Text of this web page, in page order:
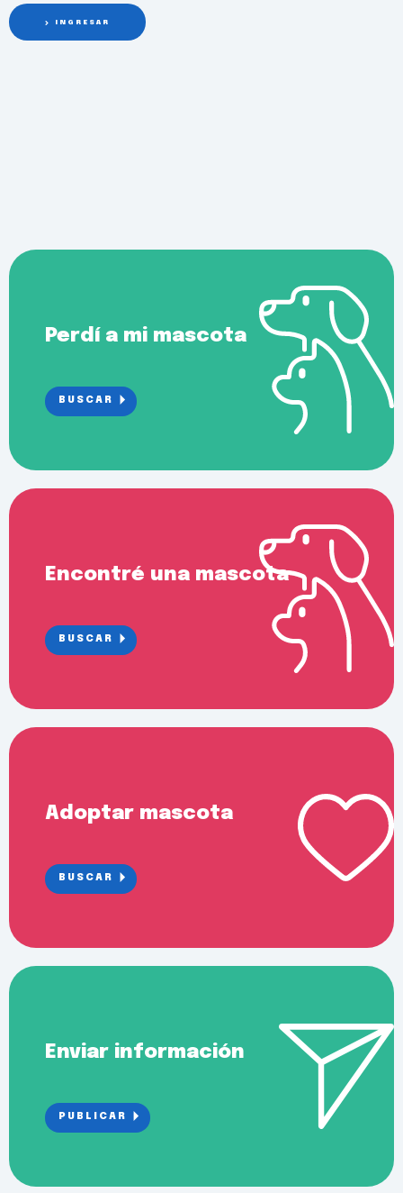
INGRESAR
Perdí a mi mascota
BUSCAR
Encontré una mascota
BUSCAR
Adoptar mascota
BUSCAR
Enviar información
PUBLICAR